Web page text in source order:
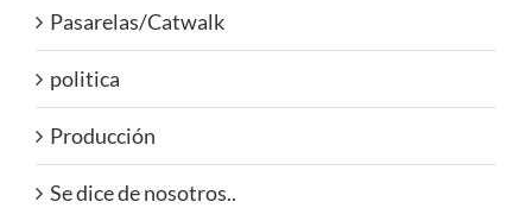
Pasarelas/Catwalk
politica
Producción
Se dice de nosotros..